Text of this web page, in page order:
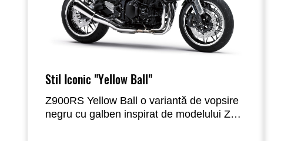
Stil Iconic "Yellow Ball"
Z900RS Yellow Ball o variantă de vopsire
negru cu galben inspirat de modelului Z1